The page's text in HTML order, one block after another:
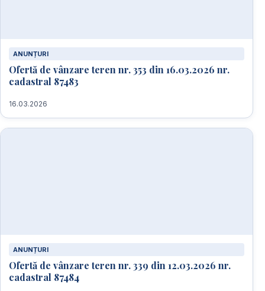
ANUNȚURI
Ofertă de vânzare teren nr. 353 din 16.03.2026 nr.
cadastral 87483
16.03.2026
ANUNȚURI
Ofertă de vânzare teren nr. 339 din 12.03.2026 nr.
cadastral 87484